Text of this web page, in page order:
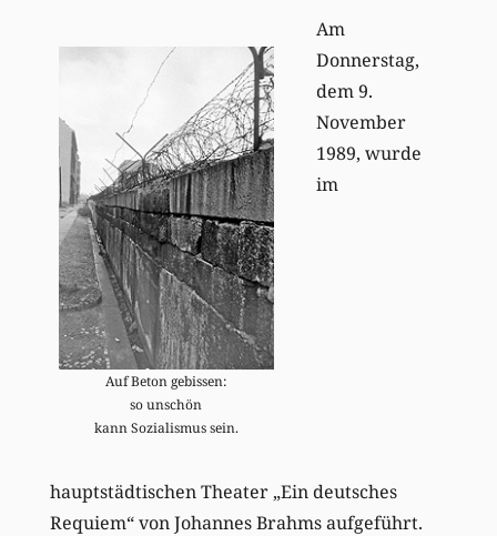
Auf Beton gebissen:
so unschön
kann Sozialismus sein.
Am
Donnerstag,
dem 9.
November
1989, wurde
im
hauptstädtischen Theater „Ein deutsches
Requiem“ von Johannes Brahms aufgeführt.